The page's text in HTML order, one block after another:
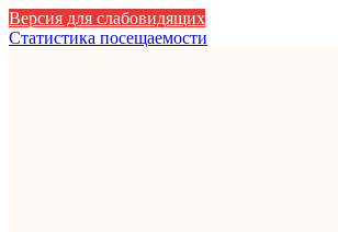
Версия для слабовидящих
Статистика посещаемости